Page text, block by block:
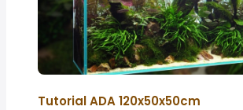
Tutorial ADA 120x50x50cm